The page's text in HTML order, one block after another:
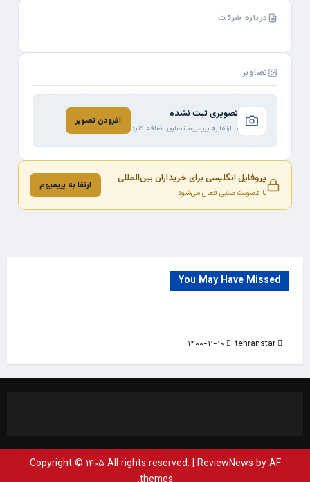
درباره شرکت
تصاویر
تصویری ثبت نشده
با ارتقا به پریمیوم تصاویر اضافه کنید
افزودن تصویر
پروفایل انگلیسی برای خریداران بین‌المللی
با عضویت طلایی فعال می‌شود
ارتقا به پریمیوم
You May Have Missed
Countries
India
Trade Source
tehranstar
Copyright © ۱۴۰۵ All rights reserved. | ReviewNews by AF